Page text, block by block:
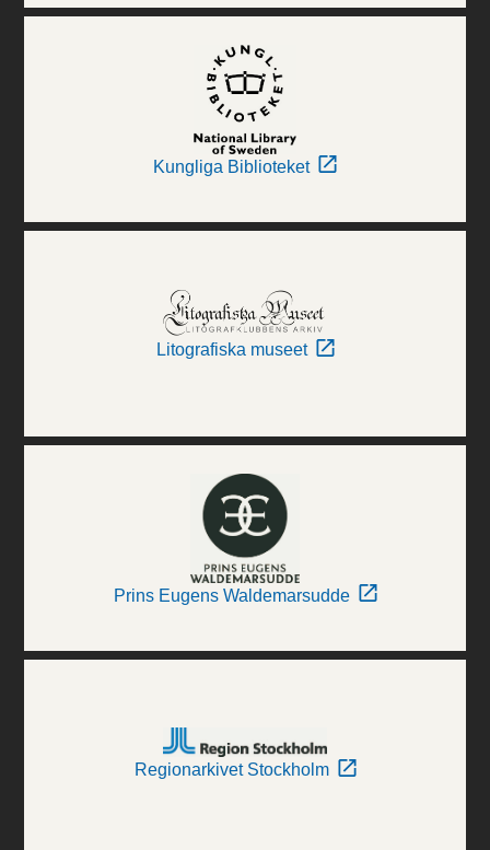
Kungliga Biblioteket
Litografiska museet
Prins Eugens Waldemarsudde
Regionarkivet Stockholm